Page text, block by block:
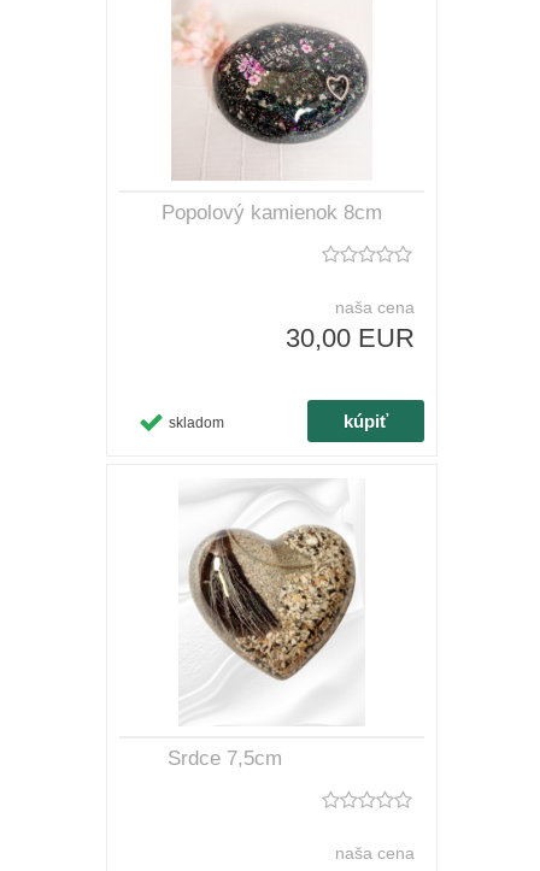
Popolový kamienok 8cm
naša cena
30,00 EUR
skladom
Srdce 7,5cm
naša cena